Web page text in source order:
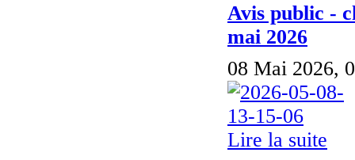
Avis public -
mai 2026
08 Mai 2026,
Lire la suite